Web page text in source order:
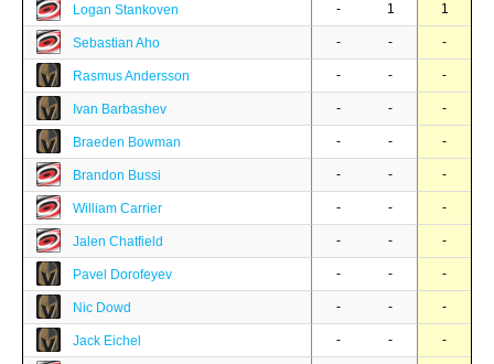
Logan Stankoven - 1 1
Sebastian Aho - - -
Rasmus Andersson - - -
Ivan Barbashev - - -
Braeden Bowman - - -
Brandon Bussi - - -
William Carrier - - -
Jalen Chatfield - - -
Pavel Dorofeyev - - -
Nic Dowd - - -
Jack Eichel - - -